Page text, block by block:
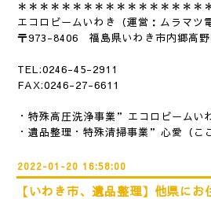
＊＊＊＊＊＊＊＊＊＊＊＊＊＊＊＊＊
エコロビームいわき（運営：ムラマツ
〒973-8406 福島県いわき市内郷高野
TEL:0246-45-2911
FAX:0246-27-6611
・特殊高圧洗浄事業”エコロビームい
・遺品整理・特殊清掃事業”心愛（こ
2022-01-20 16:58:00
【いわき市、遺品整理】他県に